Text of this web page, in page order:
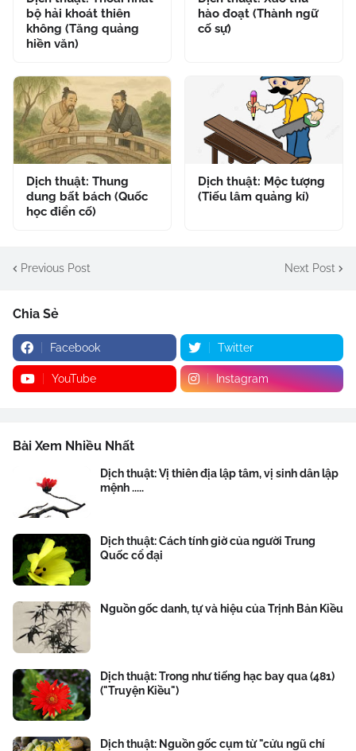
bộ hải khoát thiên
không (Tăng quảng
hiền văn)
hào đoạt (Thành ngữ
cố sự)
Dịch thuật: Thung
dung bất bách (Quốc
học điển cố)
Dịch thuật: Mộc tượng
(Tiếu lâm quảng kí)
Previous Post Next Post
Chia Sẻ
Facebook Twitter
YouTube Instagram
Bài Xem Nhiều Nhất
Dịch thuật: Vị thiên địa lập tâm, vị sinh dân lập
mệnh .....
Dịch thuật: Cách tính giờ của người Trung
Quốc cổ đại
Nguồn gốc danh, tự và hiệu của Trịnh Bản Kiều
Dịch thuật: Trong như tiếng hạc bay qua (481)
("Truyện Kiều")
Dịch thuật: Nguồn gốc cụm từ "cửu ngũ chí